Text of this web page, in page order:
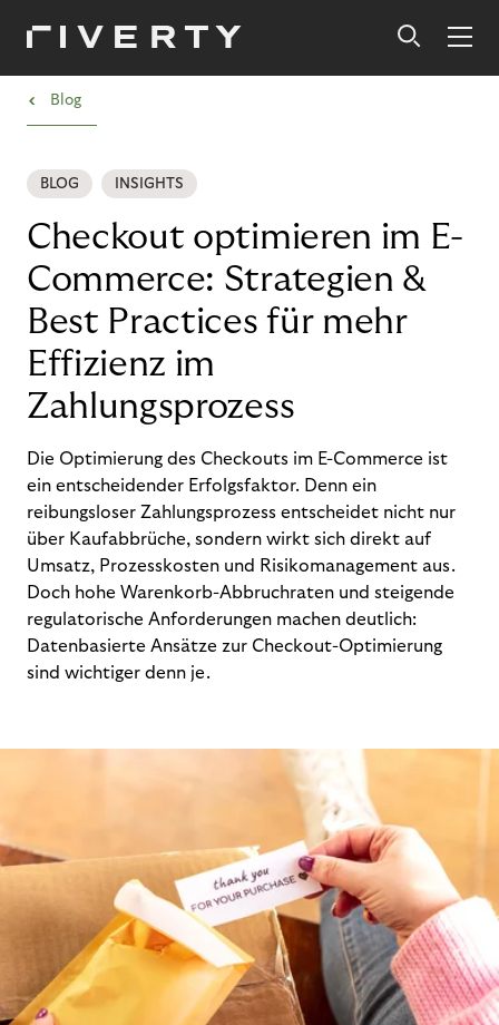
› Blog
BLOG INSIGHTS
Checkout optimieren im E-
Commerce: Strategien &
Best Practices für mehr
Effizienz im
Zahlungsprozess
Die Optimierung des Checkouts im E-Commerce ist
ein entscheidender Erfolgsfaktor. Denn ein
reibungsloser Zahlungsprozess entscheidet nicht nur
über Kaufabbrüche, sondern wirkt sich direkt auf
Umsatz, Prozesskosten und Risikomanagement aus.
Doch hohe Warenkorb-Abbruchraten und steigende
regulatorische Anforderungen machen deutlich:
Datenbasierte Ansätze zur Checkout-Optimierung
sind wichtiger denn je.